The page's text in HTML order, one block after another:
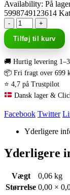
Availability: På
5998749123614
-
+
Tilføj til kurv
🚚 Hurtig levering 1–3
📦 Fri fragt over 699
⭐ 4,7 på Trustpilot
Dansk lager &
Facebook Twitter
Yderligere
Yderligere
Vægt
0,06 kg
Størrelse 0,00 ×